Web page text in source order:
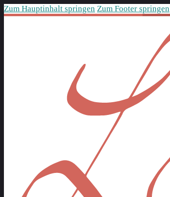
Zum Hauptinhalt springen Zum Footer springen